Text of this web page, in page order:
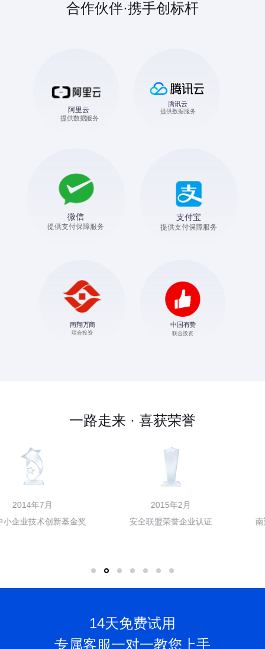
合作伙伴·携手创标杆
一路走来 · 喜获荣誉
2015年2月
安全联盟荣誉企业认证
2016年7月
南翔集团和中国有赞联合融资
14天免费试用